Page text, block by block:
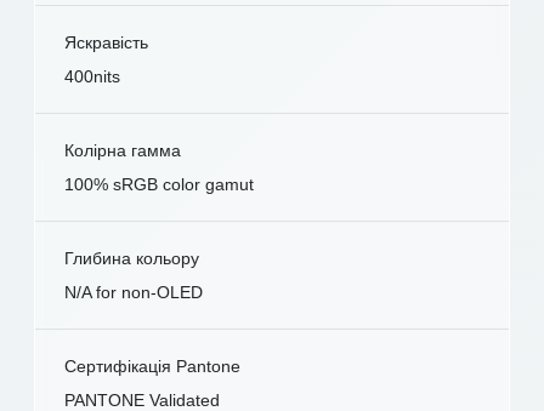
Яскравість
400nits
Колірна гамма
100% sRGB color gamut
Глибина кольору
N/A for non-OLED
Сертифікація Pantone
PANTONE Validated